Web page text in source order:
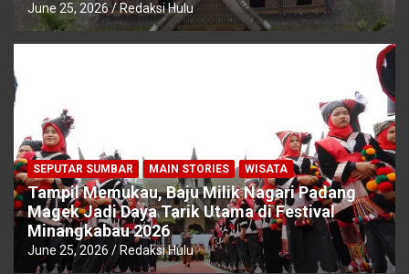
June 25, 2026 Redaksi Hulu
SEPUTAR SUMBAR MAIN STORIES WISATA
Tampil Memukau, Baju Milik Nagari Padang
Magek Jadi Daya Tarik Utama di Festival
Minangkabau 2026
June 25, 2026 Redaksi Hulu